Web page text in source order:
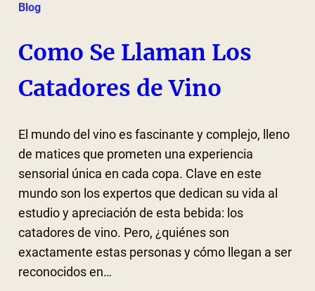
Blog
Como Se Llaman Los
Catadores de Vino
El mundo del vino es fascinante y complejo, lleno
de matices que prometen una experiencia
sensorial única en cada copa. Clave en este
mundo son los expertos que dedican su vida al
estudio y apreciación de esta bebida: los
catadores de vino. Pero, ¿quiénes son
exactamente estas personas y cómo llegan a ser
reconocidos en…